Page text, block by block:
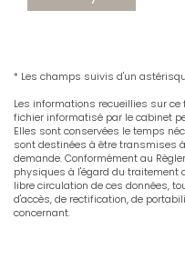
* Les champs suivis d'un
Les informations recueillies sur
fichier informatisé par le cabinet
Elles sont conservées le temps
sont destinées à être transmises
demande. Conformément au
physiques à l'égard du traitement
libre circulation de ces données,
d'accès, de rectification, de
concernant.